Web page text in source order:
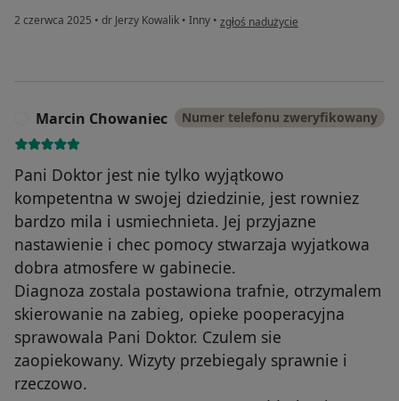
2 czerwca 2025 • dr Jerzy Kowalik • Inny • w opinii użytkownika Iwona
zgłoś nadużycie
Marcin Chowaniec Numer telefonu zweryfikowany
Pani Doktor jest nie tylko wyjątkowo
kompetentna w swojej dziedzinie, jest rowniez
bardzo mila i usmiechnieta. Jej przyjazne
nastawienie i chec pomocy stwarzaja wyjatkowa
dobra atmosfere w gabinecie.
Diagnoza zostala postawiona trafnie, otrzymalem
skierowanie na zabieg, opieke pooperacyjna
sprawowala Pani Doktor. Czulem sie
zaopiekowany. Wizyty przebiegaly sprawnie i
rzeczowo.